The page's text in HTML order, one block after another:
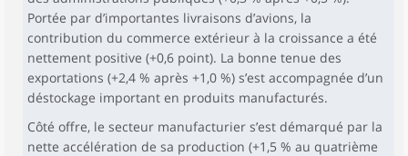
Portée par d’importantes livraisons d’avions, la
contribution du commerce extérieur à la croissance a été
nettement positive (+0,6 point). La bonne tenue des
exportations (+2,4 % après +1,0 %) s’est accompagnée d’un
déstockage important en produits manufacturés.
Côté offre, le secteur manufacturier s’est démarqué par la
nette accélération de sa production (+1,5 % au quatrième